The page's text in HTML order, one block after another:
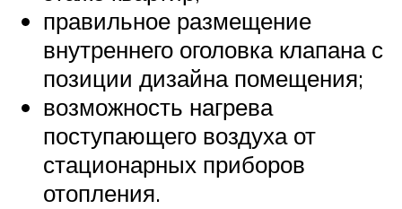
правильное размещение
внутреннего оголовка клапана с
позиции дизайна помещения;
возможность нагрева
поступающего воздуха от
стационарных приборов
отопления.